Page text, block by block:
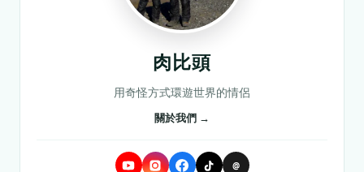
肉比頭
用奇怪方式環遊世界的情侶
關於我們 →
@